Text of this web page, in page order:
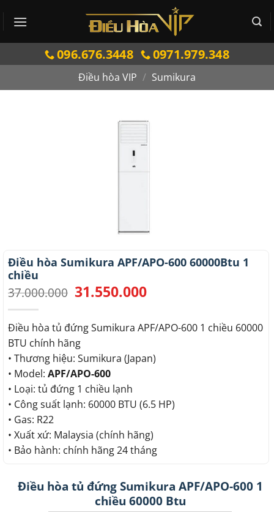
qua
096.676.3448 0971.979.348
Điều hòa VIP / Sumikura
Điều hòa Sumikura APF/APO-600 60000Btu 1
chiều
37.000.000 Giá
gốc
37.000.000.
31.550.000Giá
là:
Điều hòa tủ đứng Sumikura APF/APO-600 1 chiều 60000
BTU chính hãng
• Thương hiệu: Sumikura (Japan)
• Model: APF/APO-600
• Loại: tủ đứng 1 chiều lạnh
• Công suất lạnh: 60000 BTU (6.5 HP)
• Gas: R22
• Xuất xứ: Malaysia (chính hãng)
• Bảo hành: chính hãng 24 tháng
Điều hòa tủ đứng Sumikura APF/APO-600 1
chiều 60000 Btu